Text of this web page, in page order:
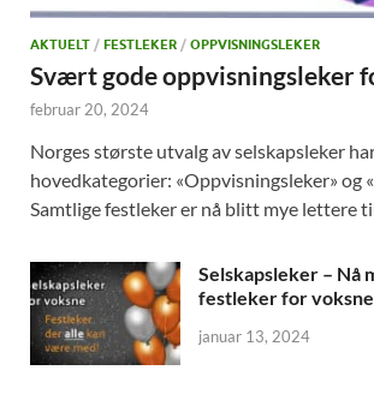
AKTUELT / FESTLEKER / OPPVISNINGSLEKER
Svært gode oppvisningsleker
februar 20, 2024
Norges største utvalg av selskapsleker
hovedkategorier: «Oppvisningsleker» og
Samtlige festleker er nå blitt mye lettere
Selskapsleker – Nå
festleker for voksne
januar 13, 2024